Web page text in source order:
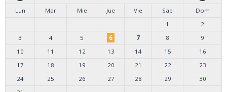
Lun
Mar Mie Jue Vie Sab
Dom
1
2
3
4 5 6 7 8
9
10
11 12 13 14 15
16
17
18 19 20 21 22
23
24
25 26 27 28 29
30